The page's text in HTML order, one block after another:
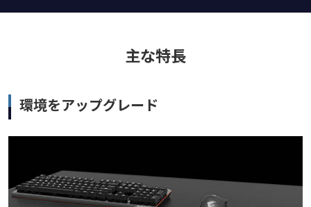
主な特長
環境をアップグレード